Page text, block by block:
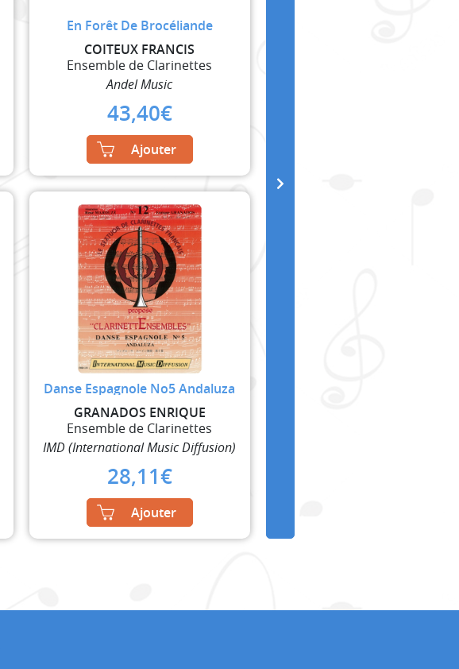
En Forêt De Brocéliande
COITEUX FRANCIS
Ensemble de Clarinettes
Andel Music
43,40€
Ajouter
Danse Espagnole No5 Andaluza
GRANADOS ENRIQUE
Ensemble de Clarinettes
IMD (International Music Diffusion)
28,11€
Ajouter